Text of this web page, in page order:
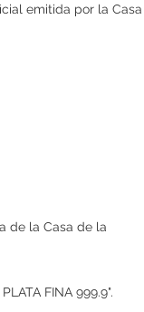
emitida por la Casa
de la Casa de la
FINA 999.9".